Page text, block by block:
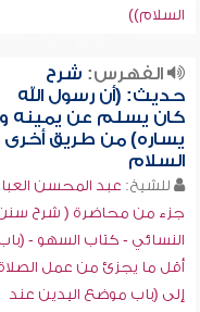
السلام))
الفهرس: شرح
حديث: (أن رسول الله
كان يسلم عن يمينه
يساره) من طريق أخرى
السلام
للشيخ: عبد المحسن
جزء من محاضرة ( شرح
النسائي - كتاب السهو -
أقل ما يجزئ من عمل
إلى (باب موضع اليدين عند